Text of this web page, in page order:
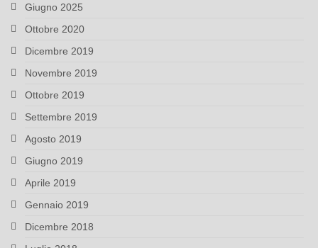
Giugno 2025
Ottobre 2020
Dicembre 2019
Novembre 2019
Ottobre 2019
Settembre 2019
Agosto 2019
Giugno 2019
Aprile 2019
Gennaio 2019
Dicembre 2018